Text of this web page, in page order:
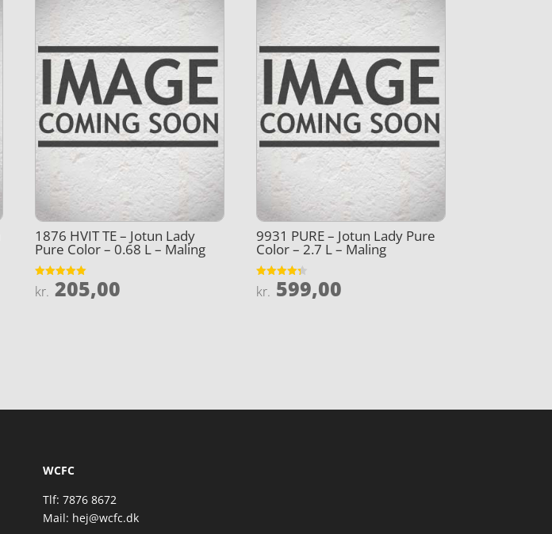
1876 HVIT TE – Jotun Lady
Pure Color – 0.68 L – Maling
Vurderet
5
kr. 205,00
9931 PURE – Jotun Lady Pure
Color – 2.7 L – Maling
Vurderet
4.3
kr. 599,00
WCFC
Tlf: 7876 8672
Mail: hej@wcfc.dk